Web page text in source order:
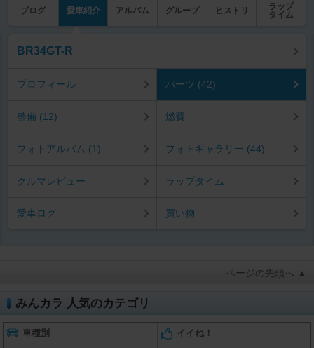
ブログ 愛車紹介 アルバム グループ ヒストリ
ラップ
タイム
BR34GT-R
プロフィール パーツ (42)
整備 (12) 燃費
フォトアルバム (1) フォトギャラリー (44)
クルマレビュー ラップタイム
愛車ログ 買い物
ページの先頭へ ▲
みんカラ 人気のカテゴリ
車種別 イイね！